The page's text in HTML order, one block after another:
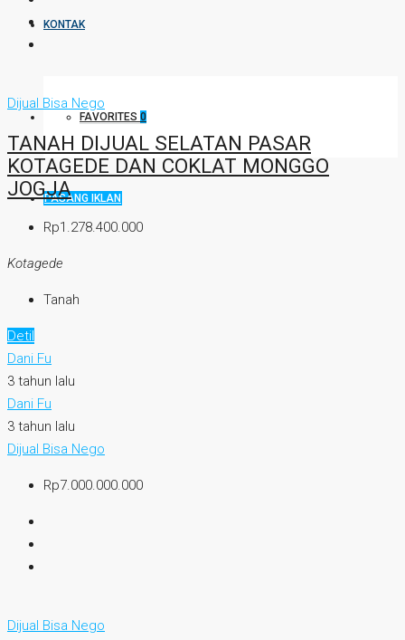
KONTAK
FAVORITES 0
PASANG IKLAN
Dijual Bisa Nego
TANAH DIJUAL SELATAN PASAR
KOTAGEDE DAN COKLAT MONGGO
JOGJA
Rp1.278.400.000
Kotagede
Tanah
Detil
Dani Fu
3 tahun lalu
Dani Fu
3 tahun lalu
Dijual Bisa Nego
Rp7.000.000.000
Dijual Bisa Nego